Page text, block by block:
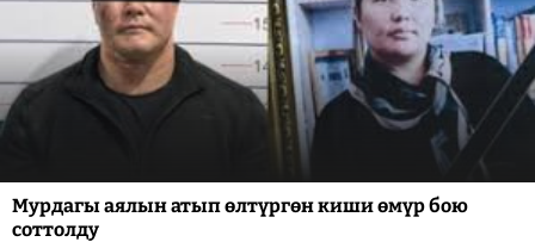
Мурдагы аялын атып өлтүргөн киши өмүр бою
соттолду